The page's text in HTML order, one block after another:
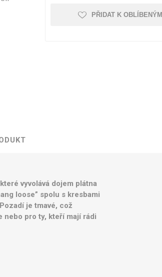
Cuties and Pals
D&N
MEMBER'S
Zobrazit více
PŘIDAT K OBLÍBENÝM
vyvolává dojem plátna
loose” spolu s kresbami
je tmavé, což
nebo pro ty, kteří mají rádi